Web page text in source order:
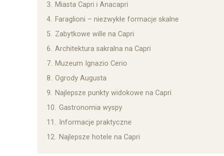
3. Miasta Capri i Anacapri
4. Faraglioni – niezwykłe formacje skalne
5. Zabytkowe wille na Capri
6. Architektura sakralna na Capri
7. Muzeum Ignazio Cerio
8. Ogrody Augusta
9. Najlepsze punkty widokowe na Capri
10. Gastronomia wyspy
11.
Informacje praktyczne
12. Najlepsze hotele na Capri